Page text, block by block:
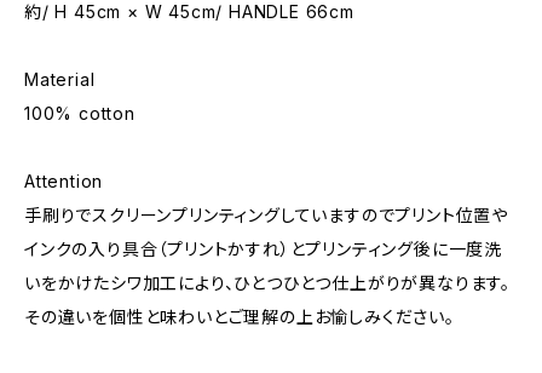
約/ H 45cm × W 45cm/ HANDLE 66cm
Material
100% cotton
Attention
手刷りでスクリーンプリンティングしていますのでプリント位置や
インクの入り具合（プリントかすれ）とプリンティング後に一度洗
いをかけたシワ加工により、ひとつひとつ仕上がりが異なります。
その違いを個性と味わいとご理解の上お愉しみください。